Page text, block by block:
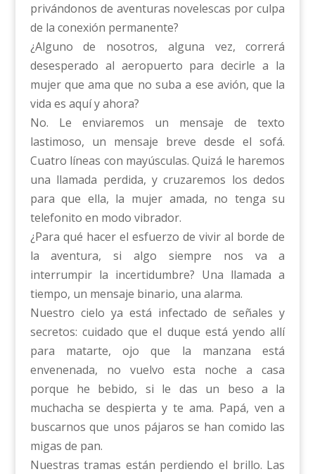
privándonos de aventuras novelescas por culpa
de la conexión permanente?
¿Alguno de nosotros, alguna vez, correrá
desesperado al aeropuerto para decirle a la
mujer que ama que no suba a ese avión, que la
vida es aquí y ahora?
No. Le enviaremos un mensaje de texto
lastimoso, un mensaje breve desde el sofá.
Cuatro líneas con mayúsculas. Quizá le haremos
una llamada perdida, y cruzaremos los dedos
para que ella, la mujer amada, no tenga su
telefonito en modo vibrador.
¿Para qué hacer el esfuerzo de vivir al borde de
la aventura, si algo siempre nos va a
interrumpir la incertidumbre? Una llamada a
tiempo, un mensaje binario, una alarma.
Nuestro cielo ya está infectado de señales y
secretos: cuidado que el duque está yendo allí
para matarte, ojo que la manzana está
envenenada, no vuelvo esta noche a casa
porque he bebido, si le das un beso a la
muchacha se despierta y te ama. Papá, ven a
buscarnos que unos pájaros se han comido las
migas de pan.
Nuestras tramas están perdiendo el brillo. Las